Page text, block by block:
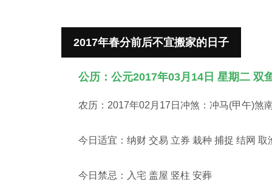
2017年春分前后不宜搬家的日子
公历：公元2017年03月14日 星期二 双
农历：2017年02月17日冲煞：冲马(甲午)煞
今日适宜：纳财 交易 立券 栽种 捕捉 结网 取
今日禁忌：入宅 盖屋 竖柱 安葬